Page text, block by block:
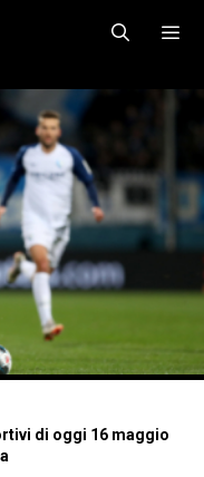
di oggi 16 maggio